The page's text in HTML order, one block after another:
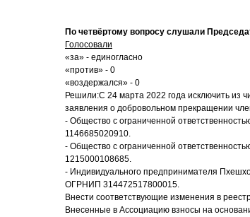
По четвёртому вопросу слушали
Голосовали
«за» - единогласно
«против» - 0
«воздержался» - 0
Решили:С 24 марта 2022 года исключить из
заявления о добровольном прекращении
- Общество с ограниченной
1146685020910.
- Общество с ограниченной
1215000108685.
- Индивидуального предпринимателя
ОГРНИП 314472517800015.
Внести соответствующие изменения в
Внесенные в Ассоциацию взносы на